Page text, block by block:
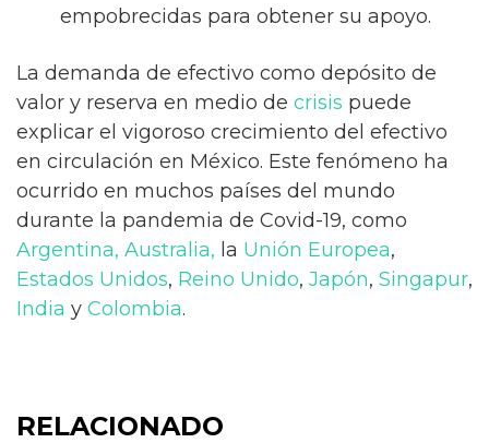
empobrecidas para obtener su apoyo.
La demanda de efectivo como depósito de
valor y reserva en medio de crisis puede
explicar el vigoroso crecimiento del efectivo
en circulación en México. Este fenómeno ha
ocurrido en muchos países del mundo
durante la pandemia de Covid-19, como
Argentina, Australia, la Unión Europea,
Estados Unidos, Reino Unido, Japón, Singapur,
India y Colombia.
RELACIONADO